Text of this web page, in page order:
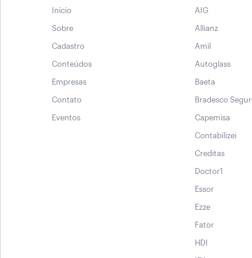
Início
Sobre
Cadastro
Conteúdos
Empresas
Contato
Eventos
AIG
Allianz
Amil
Autoglass
Baeta
Bradesco
Capemisa
Contabilizei
Creditas
Doctor1
Essor
Ezze
Fator
HDI